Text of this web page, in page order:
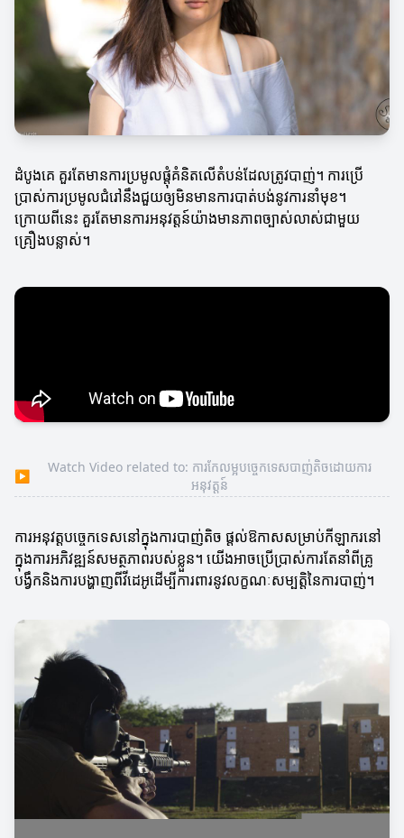
ដំបូងគេ គួរតែមានការប្រមូលផ្តុំគំនិតលើតំបន់ដែលត្រូវបាញ់។ ការប្រើ
ប្រាស់ការប្រមូលជំរៅនឹងជួយឲ្យមិនមានការបាត់បង់នូវការនាំមុខ។
ក្រោយពីនេះ គួរតែមានការអនុវត្តន៍យ៉ាងមានភាពច្បាស់លាស់ជាមួយ
គ្រឿងបន្លាស់។
▶
Watch Video related to: ការកែលម្អបច្ចេកទេសបាញ់តិចដោយការ
អនុវត្តន៍
ការអនុវត្តបច្ចេកទេសនៅក្នុងការបាញ់តិច ផ្តល់ឱកាសសម្រាប់កីឡាករនៅ
ក្នុងការអភិវឌ្ឍន៍សមត្ថភាពរបស់ខ្លួន។ យើងអាចប្រើប្រាស់ការតែនាំពីគ្រូ
បង្វឹកនិងការបង្ហាញពីវីដេអូដើម្បីការពារនូវលក្ខណៈសម្បត្តិនៃការបាញ់។